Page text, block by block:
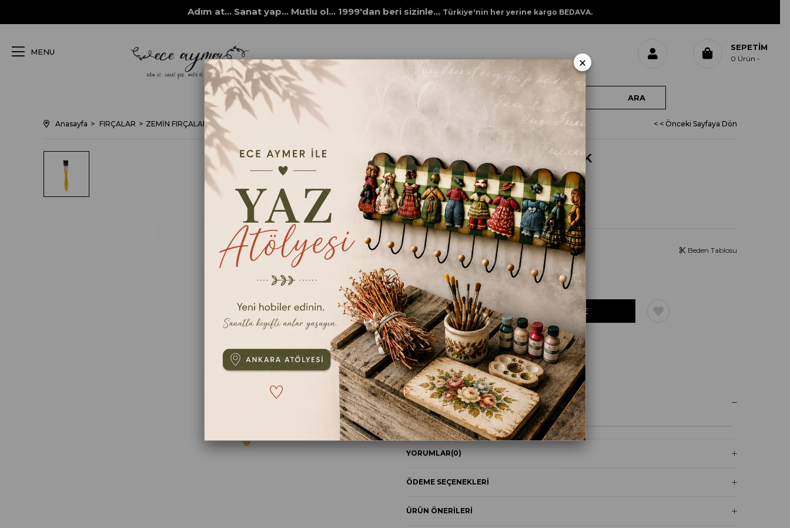
Adım at... Sanat yap... Mutlu ol... 1999'dan beri sizinle... Türkiye'nin her yerine kargo BEDAVA.
MENU SEPETIM
0 Ürün
Anasayfa FIRÇALAR ZEMİN FIRÇALARI 3000 SERİSİ NO 1 BORDO SENTETİK SARI SAPLI ZEMİN FIRÇASI < < Önceki Sayfaya Dön
3000 SERİSİ NO 1 BORDO SENTETİK
SARI SAPLI ZEMİN FIRÇASI
₺84,00
ebat Beden Tablosu
TAVSIYE ET YORUM YAZ
ÜRÜN ÖZELLIKLERI
YORUMLAR(0)
ÖDEME SEÇENEKLERI
ÜRÜN ÖNERILERI
×